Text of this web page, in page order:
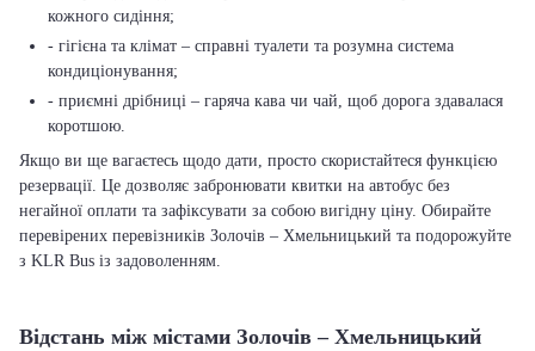
кожного сидіння;
- гігієна та клімат – справні туалети та розумна система
кондиціонування;
- приємні дрібниці – гаряча кава чи чай, щоб дорога здавалася
коротшою.
Якщо ви ще вагаєтесь щодо дати, просто скористайтеся функцією
резервації. Це дозволяє забронювати квитки на автобус без
негайної оплати та зафіксувати за собою вигідну ціну. Обирайте
перевірених перевізників Золочів – Хмельницький та подорожуйте
з KLR Bus із задоволенням.
Відстань між містами Золочів – Хмельницький